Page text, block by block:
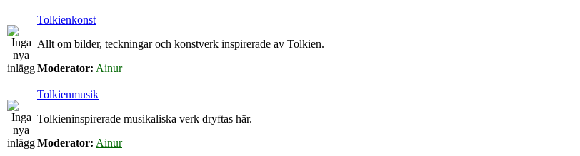
Tolkienkonst
Allt om bilder, teckningar och konstverk inspirerade av Tolkien.
Moderator: Ainur
Tolkienmusik
Tolkieninspirerade musikaliska verk dryftas här.
Moderator: Ainur